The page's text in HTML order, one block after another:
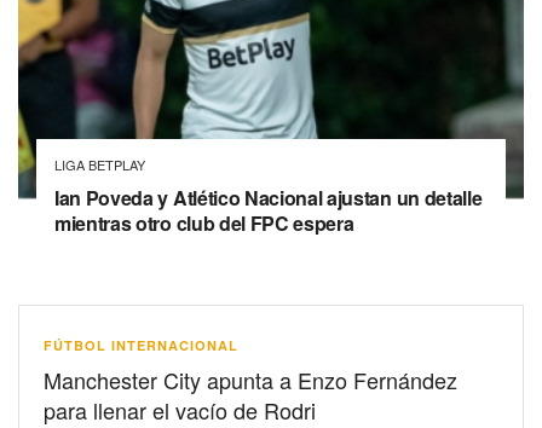
LIGA BETPLAY
Ian Poveda y Atlético Nacional ajustan un detalle
mientras otro club del FPC espera
FÚTBOL INTERNACIONAL
Manchester City apunta a Enzo Fernández
para llenar el vacío de Rodri